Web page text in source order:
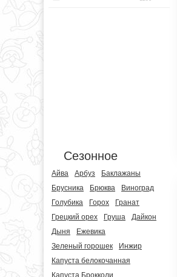
Сезонное
Айва Арбуз
Баклажаны
Брусника
Брюква
Виноград
Голубика
Горох
Гранат
Грецкий орех
Груша
Дайкон
Дыня
Ежевика
Зеленый горошек
Инжир
Капуста белокочанная
Капуста Брокколи